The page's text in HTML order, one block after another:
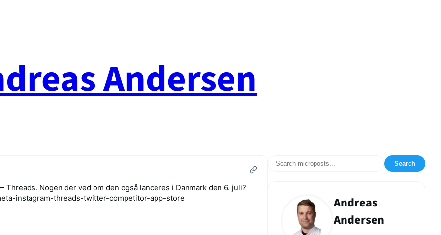
Andersen
Nogen der ved om den også lanceres i Danmark den 6. juli?
instagram-threads-twitter-competitor-app-store
Search
Andreas
Andersen